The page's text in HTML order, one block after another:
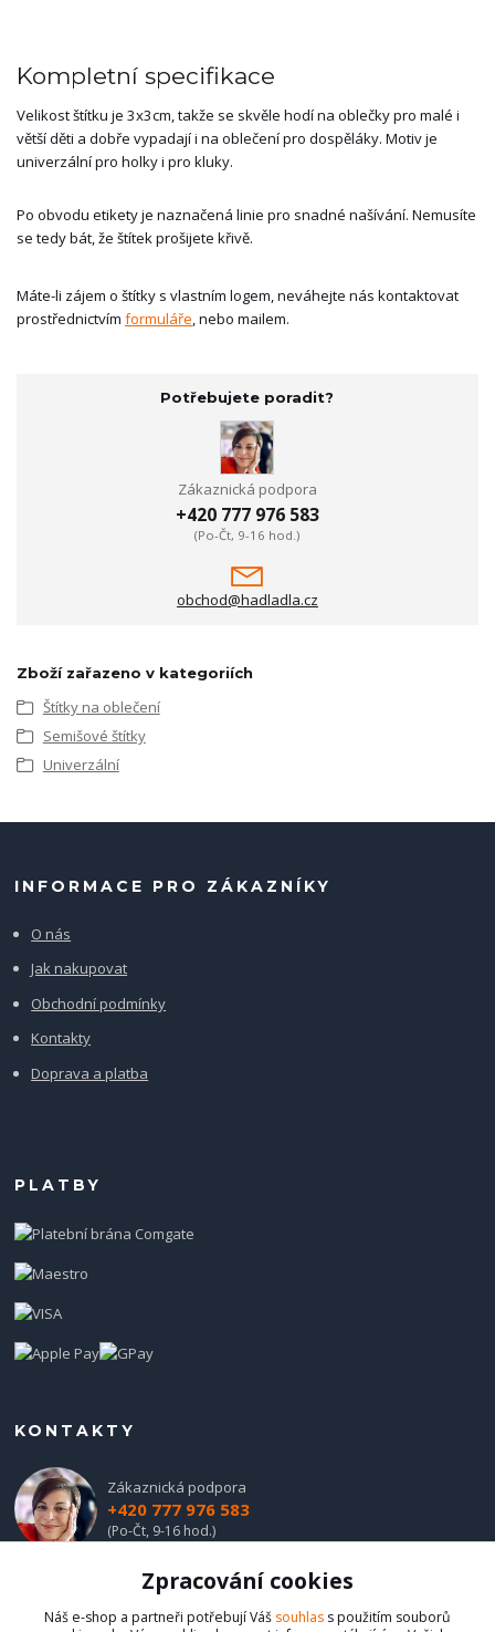
Kompletní specifikace
Velikost štítku je 3x3cm, takže se skvěle hodí na oblečky pro malé i
větší děti a dobře vypadají i na oblečení pro dospěláky. Motiv je
univerzální pro holky i pro kluky.
Po obvodu etikety je naznačená linie pro snadné našívání. Nemusíte
se tedy bát, že štítek prošijete křivě.
Máte-li zájem o štítky s vlastním logem, neváhejte nás kontaktovat
prostřednictvím formuláře, nebo mailem.
Potřebujete poradit?
Zákaznická podpora
+420 777 976 583
(Po-Čt, 9-16 hod.)
obchod@hadladla.cz
Zboží zařazeno v kategoriích
Štítky na oblečení
Semišové štítky
Univerzální
INFORMACE PRO ZÁKAZNÍKY
O nás
Jak nakupovat
Obchodní podmínky
Kontakty
Doprava a platba
PLATBY
KONTAKTY
Zákaznická podpora
+420 777 976 583
(Po-Čt, 9-16 hod.)
obchod@hadladla.cz
Zpracování cookies
Náš e-shop a partneři potřebují Váš souhlas s použitím souborů